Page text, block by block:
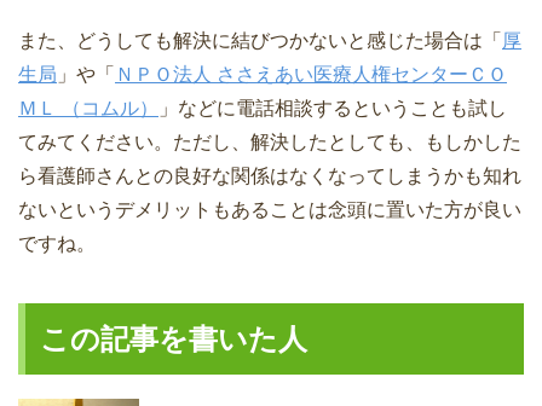
また、どうしても解決に結びつかないと感じた場合は「 厚
生局 」や「 ＮＰＯ法人 ささえあい医療人権センターＣＯ
ＭＬ （コムル）
」などに電話相談するということも試し
てみてください。ただし、解決したとしても、もしかした
ら看護師さんとの良好な関係はなくなってしまうかも知れ
ないというデメリットもあることは念頭に置いた方が良い
ですね。
この記事を書いた人